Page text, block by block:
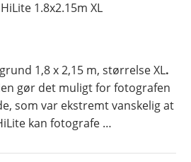
1.8x2.15m XL
1,8 x 2,15 m, størrelse XL.
gør det muligt for fotografen
som var ekstremt vanskelig at
kan fotografe …